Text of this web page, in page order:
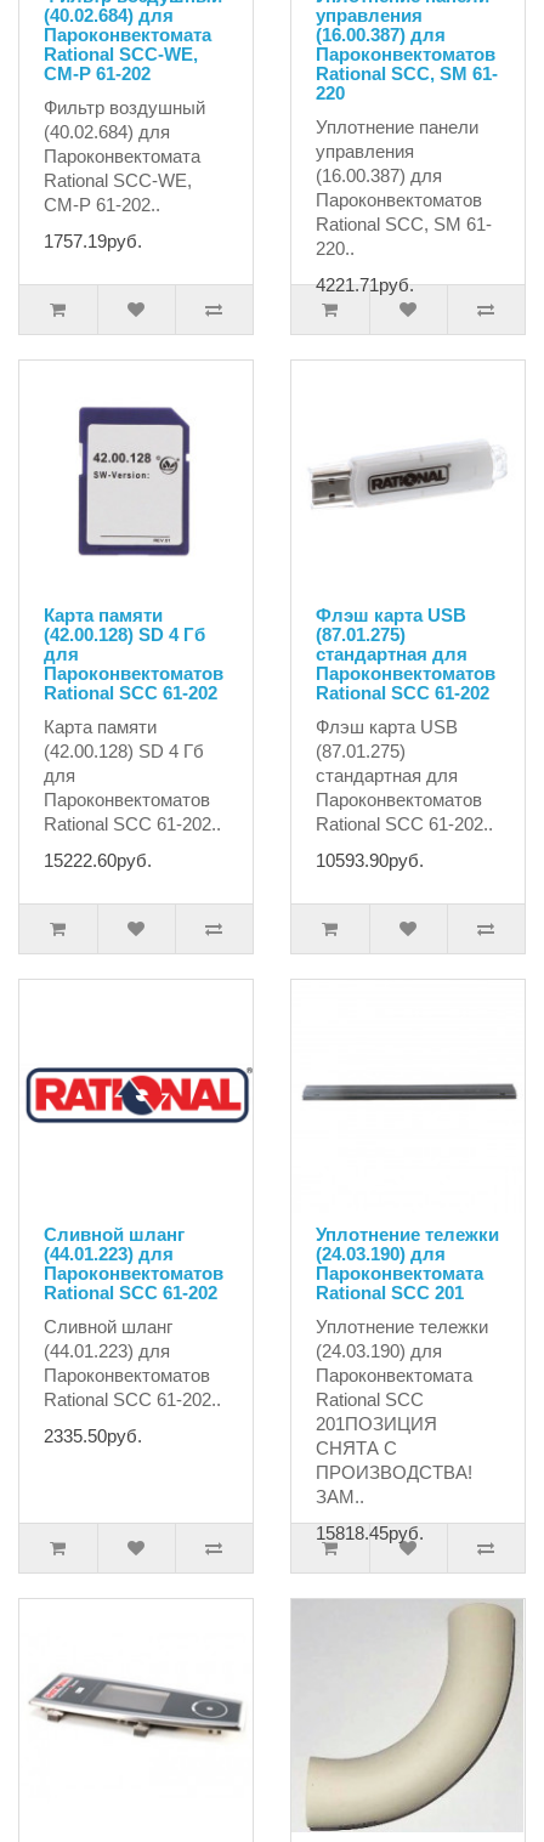
(40.02.684) для
Пароконвектомата
Rational SCC-WE,
CM-P 61-202
Фильтр воздушный
(40.02.684) для
Пароконвектомата
Rational SCC-WE,
CM-P 61-202..
1757.19руб.
управления
(16.00.387) для
Пароконвектоматов
Rational SCC, SM 61-
220
Уплотнение панели
управления
(16.00.387) для
Пароконвектоматов
Rational SCC, SM 61-
220..
4221.71руб.
Карта памяти
(42.00.128) SD 4 Гб
для
Пароконвектоматов
Rational SCC 61-202
Карта памяти
(42.00.128) SD 4 Гб
для
Пароконвектоматов
Rational SCC 61-202..
15222.60руб.
Флэш карта USB
(87.01.275)
стандартная для
Пароконвектоматов
Rational SCC 61-202
Флэш карта USB
(87.01.275)
стандартная для
Пароконвектоматов
Rational SCC 61-202..
10593.90руб.
Сливной шланг
(44.01.223) для
Пароконвектоматов
Rational SCC 61-202
Сливной шланг
(44.01.223) для
Пароконвектоматов
Rational SCC 61-202..
2335.50руб.
Уплотнение тележки
(24.03.190) для
Пароконвектомата
Rational SCC 201
Уплотнение тележки
(24.03.190) для
Пароконвектомата
Rational SCC
201ПОЗИЦИЯ
СНЯТА С
ПРОИЗВОДСТВА!
ЗАМ..
15818.45руб.